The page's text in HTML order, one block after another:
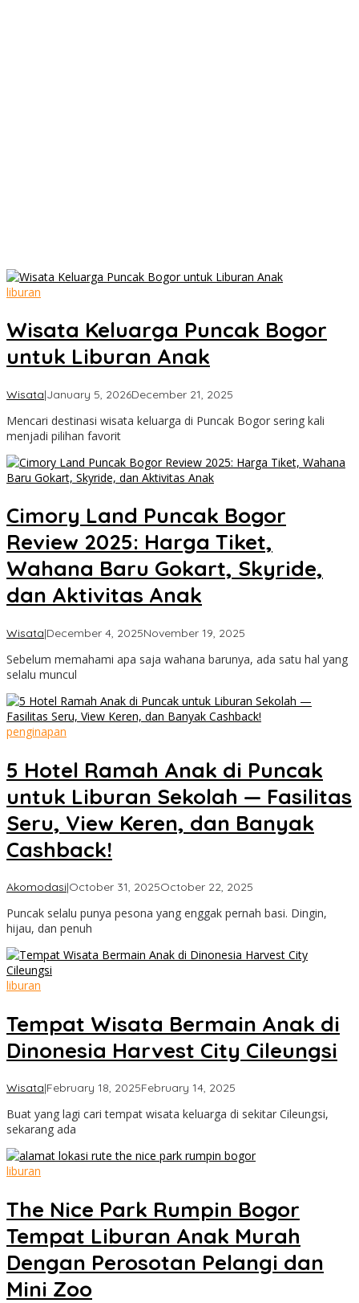
liburan
Wisata Keluarga Puncak Bogor
untuk Liburan Anak
Wisata|January 5, 2026December 21, 2025
Bogor
Mencari destinasi wisata keluarga di Puncak Bogor sering kali
menjadi pilihan favorit
Cimory Land Puncak Bogor
Review 2025: Harga Tiket,
Wahana Baru Gokart, Skyride,
dan Aktivitas Anak
Wisata|December 4, 2025November 19, 2025
Bogor
Sebelum memahami apa saja wahana barunya, ada satu hal yang
selalu muncul
penginapan
5 Hotel Ramah Anak di Puncak
untuk Liburan Sekolah — Fasilitas
Seru, View Keren, dan Banyak
Cashback!
Akomodasi|October 31, 2025October 22, 2025
Bogor
Puncak selalu punya pesona yang enggak pernah basi. Dingin,
hijau, dan penuh
liburan
Tempat Wisata Bermain Anak di
Dinonesia Harvest City Cileungsi
Wisata|February 18, 2025February 14, 2025
Bogor
Buat yang lagi cari tempat wisata keluarga di sekitar Cileungsi,
sekarang ada
liburan
The Nice Park Rumpin Bogor
Tempat Liburan Anak Murah
Dengan Perosotan Pelangi dan
Mini Zoo